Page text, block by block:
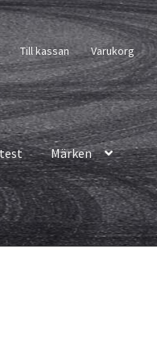
Till kassan Varukorg
Märken